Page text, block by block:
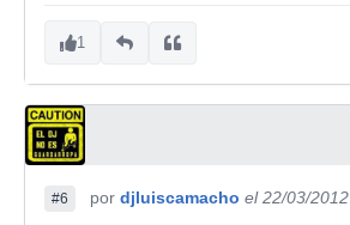
1
#6 por djluiscamacho el 22/03/2012